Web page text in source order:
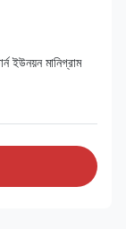
ইউনয়ন মানিগ্রাম